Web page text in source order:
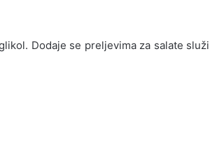
Dodaje se preljevima za salate služi